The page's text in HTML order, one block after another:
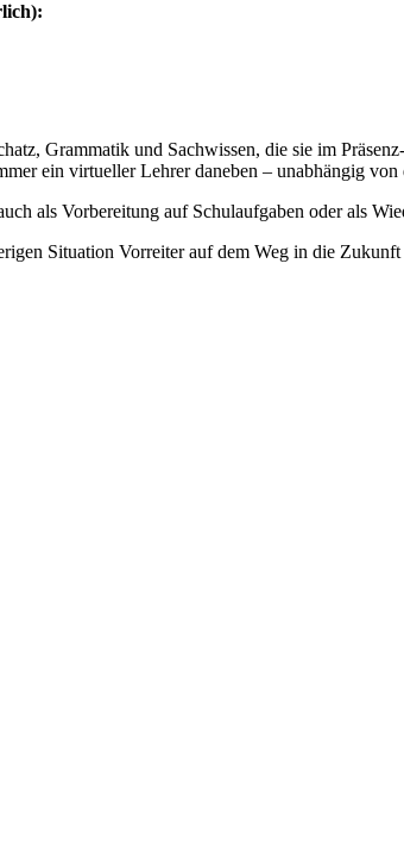
Grammatik und Sachwissen, die sie im
ein virtueller Lehrer daneben – unabhängig
als Vorbereitung auf Schulaufgaben oder als
Situation Vorreiter auf dem Weg in die